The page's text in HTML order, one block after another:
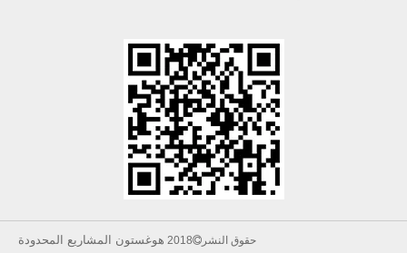
حقوق النشر 
2018 هوغستون المشاريع المحدودة